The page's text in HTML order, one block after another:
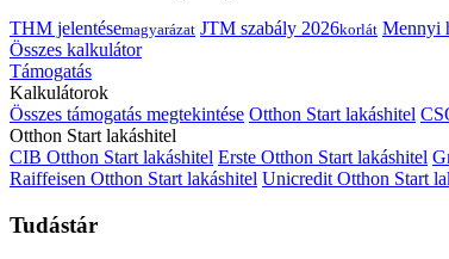
THM jelentésemagyarázat JTM szabály 2026korlát Mennyi
Összes kalkulátor
Támogatás
Kalkulátorok
Összes támogatás megtekintése Otthon Start lakáshitel
Otthon Start lakáshitel
CIB Otthon Start lakáshitel Erste Otthon Start lakáshitel
Raiffeisen Otthon Start lakáshitel Unicredit Otthon Start
Tudástár